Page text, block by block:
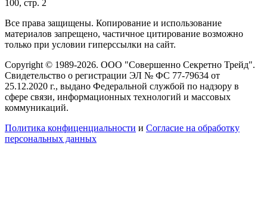
100, стр. 2
Все права защищены. Копирование и использование
материалов запрещено, частичное цитирование возможно
только при условии гиперссылки на сайт.
Copyright © 1989-2026. ООО "Совершенно Секретно Трейд".
Свидетельство о регистрации ЭЛ № ФС 77-79634 от
25.12.2020 г., выдано Федеральной службой по надзору в
сфере связи, информационных технологий и массовых
коммуникаций.
Политика конфиценциальности и Согласие на обработку
персональных данных